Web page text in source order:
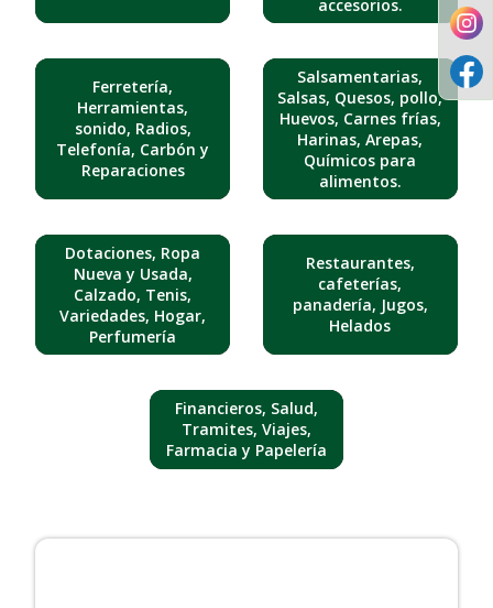
accesorios.
Ferretería,
Herramientas,
sonido, Radios,
Telefonía, Carbón y
Reparaciones
Salsamentarias,
Salsas, Quesos, pollo,
Huevos, Carnes frías,
Harinas, Arepas,
Químicos para
alimentos.
Dotaciones, Ropa
Nueva y Usada,
Calzado, Tenis,
Variedades, Hogar,
Perfumería
Restaurantes,
cafeterías,
panadería, Jugos,
Helados
Financieros, Salud,
Tramites, Viajes,
Farmacia y Papelería